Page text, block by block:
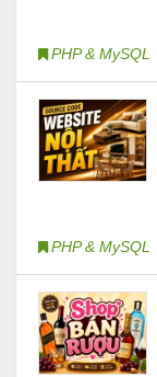
PHP & MySQL
PHP & MySQL